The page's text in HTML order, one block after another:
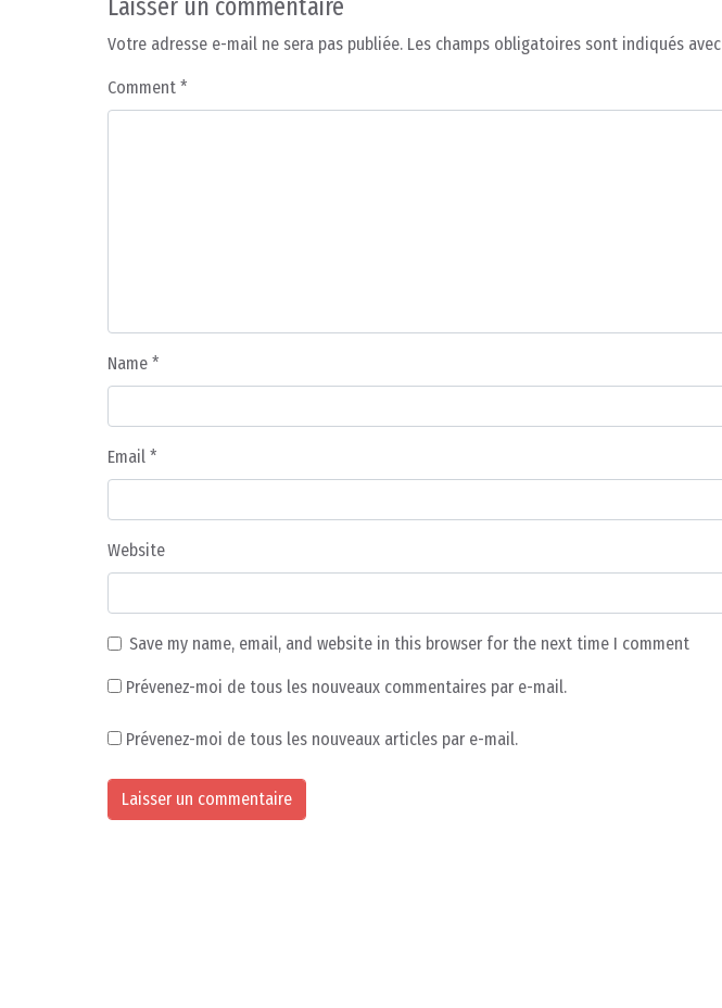
Laisser un commentaire
Votre adresse e-mail ne sera pas publiée. Les champs obligatoires sont indiqués avec
Comment *
Name *
Email *
Website
Save my name, email, and website in this browser for the next time I comment
Prévenez-moi de tous les nouveaux commentaires par e-mail.
Prévenez-moi de tous les nouveaux articles par e-mail.